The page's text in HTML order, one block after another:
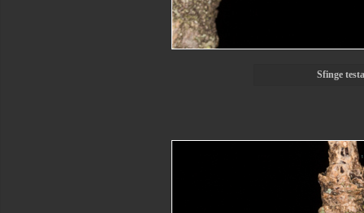
Sfinge